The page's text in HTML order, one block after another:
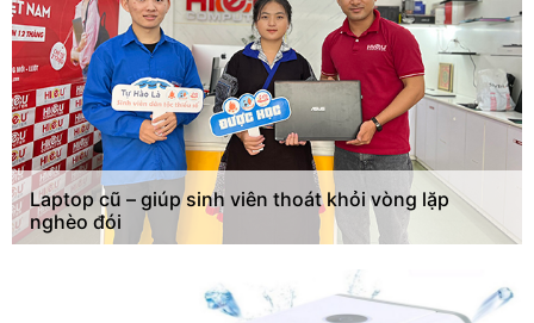
Laptop cũ – giúp sinh viên thoát khỏi vòng lặp
nghèo đói